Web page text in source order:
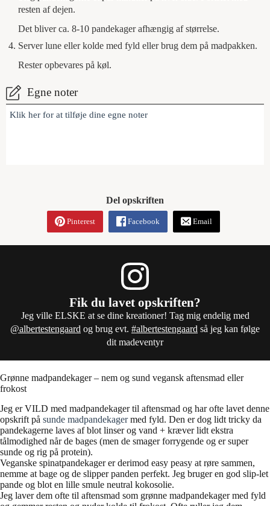
resten af dejen.
Det bliver ca. 8-10 pandekager afhængig af størrelse.
Server lune eller kolde med fyld eller brug dem på madpakken.
Rester opbevares på køl.
Egne noter
Klik her for at tilføje dine egne noter
Del opskriften
Pinterest Facebook Email
Fik du lavet opskriften?
Jeg ville ELSKE at se dine kreationer! Tag mig endelig med
@albertestengaard og brug evt. #albertestengaard så jeg kan følge
dit madeventyr
Grønne madpandekager – nem og sund vegansk aftensmad eller
frokost
Jeg er VILD med madpandekager til aftensmad og har ofte lavet denne
opskrift på sunde madpandekagermed fyld. Den er dog lidt tricky da
pandekagerne laves af blot linser og vand + kræver lidt ekstra
tålmodighed når de bages (men de smager forrygende og er super
sunde og rig på protein).
Veganske spinatpandekager er derimod easy peasy at røre sammen,
nemme at bage og de slipper panden perfekt. Jeg bruger en god slip-let
pande og blot en lille smule neutral kokosolie.
Jeg laver dem ofte til aftensmad som grønne madpandekager med fyld